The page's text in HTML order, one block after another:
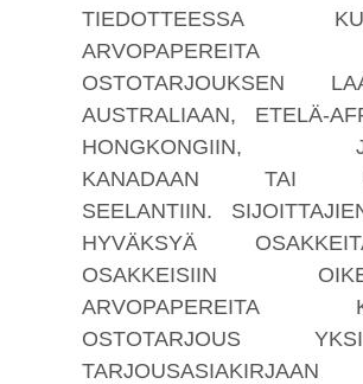
TIEDOTTEESSA
OSTOTARJOUKSEN
AUSTRALIAAN, ETELÄ-
HONGKONGIIN,
KANADAAN TAI
SEELANTIIN.
HYVÄKSYÄ
OSAKKEISIIN
ARVOPAPEREITA
OSTOTARJOUS
TARJOUSASIAKIRJAAN